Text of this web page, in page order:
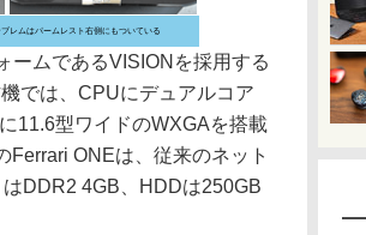
レムはパームレスト右側にもついている
ムであるVISIONを採用する
では、CPUにデュアルコア
11.6型ワイドのWXGAを搭載
ONEは、従来のネット
DDR2 4GB、HDDは250GB